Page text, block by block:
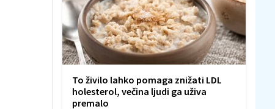
To živilo lahko pomaga znižati LDL
holesterol, večina ljudi ga uživa
premalo